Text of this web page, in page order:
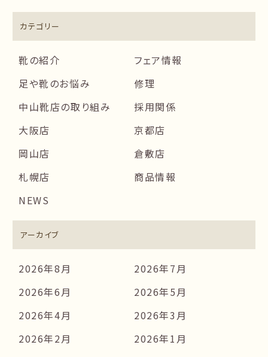
カテゴリー
靴の紹介
フェア情報
足や靴のお悩み
修理
中山靴店の取り組み
採用関係
大阪店
京都店
岡山店
倉敷店
札幌店
商品情報
NEWS
アーカイブ
2026年8月
2026年7月
2026年6月
2026年5月
2026年4月
2026年3月
2026年2月
2026年1月